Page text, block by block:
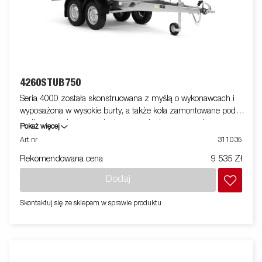
4260STUB750
Seria 4000 została skonstruowana z myślą o wykonawcach i
wyposażona w wysokie burty, a także koła zamontowane pod
podłogą w celu zapewnienia optymalnej przestrzeni
ładunkowej. Uchwyty mocujące na stalowym profilu dają
otwierane, wykonane z wysokiej jakości stali zwiększają
Zdjęcia są zdjęciami poglądowymi i mogą przedstawiać
Pokaż więcej
Art nr
311035
Rekomendowana cena 9 535 Zł
Dodaj
Skontaktuj się ze sklepem w sprawie produktu